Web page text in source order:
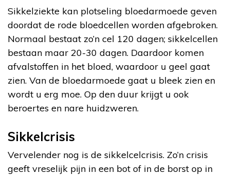
Sikkelziekte kan plotseling bloedarmoede geven
doordat de rode bloedcellen worden afgebroken.
Normaal bestaat zo’n cel 120 dagen; sikkelcellen
bestaan maar 20-30 dagen. Daardoor komen
afvalstoffen in het bloed, waardoor u geel gaat
zien. Van de bloedarmoede gaat u bleek zien en
wordt u erg moe. Op den duur krijgt u ook
beroertes en nare huidzweren.
Sikkelcrisis
Vervelender nog is de sikkelcelcrisis. Zo’n crisis
geeft vreselijk pijn in een bot of in de borst op in